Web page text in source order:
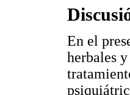
En el
herbales